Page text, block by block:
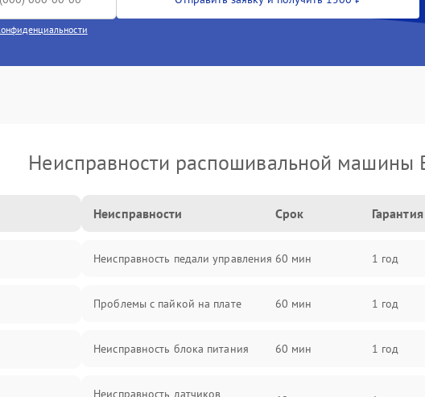
Неисправности распошивальной машины
Неисправности Срок Гарантия
Неисправность педали управления 60 мин 1 год
Проблемы с пайкой на плате 60 мин 1 год
Неисправность блока питания 60 мин 1 год
Неисправность датчиков